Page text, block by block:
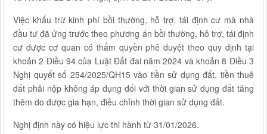
Việc khấu trừ kinh phí bồi thường, hỗ trợ, tái định cư mà nhà
đầu tư đã ứng trước theo phương án bồi thường, hỗ trợ, tái định
cư được cơ quan có thẩm quyền phê duyệt theo quy định tại
khoản 2 Điều 94 của Luật Đất đai năm 2024 và khoản 8 Điều 3
Nghị quyết số 254/2025/QH15 vào tiền sử dụng đất, tiền thuê
đất phải nộp không áp dụng đối với thời gian sử dụng đất tăng
thêm do được gia hạn, điều chỉnh thời gian sử dụng đất.
Nghị định này có hiệu lực thi hành từ 31/01/2026.